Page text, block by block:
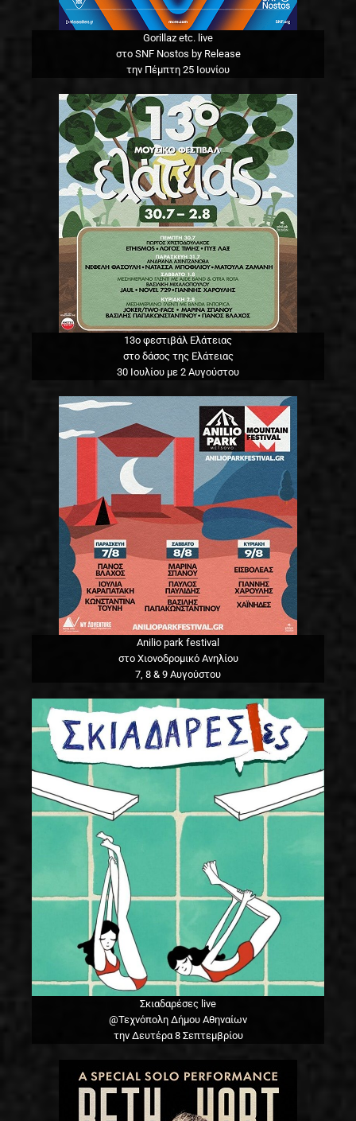
Gorillaz etc. live
στο SNF Nostos by Release
την Πέμπτη 25 Ιουνίου
13o φεστιβάλ Ελάτειας
στο δάσος της Ελάτειας
30 Ιουλίου με 2 Αυγούστου
Anilio park festival
στο Χιονοδρομικό Ανηλίου
7, 8 & 9 Αυγούστου
Σκιαδαρέσες live
@Τεχνόπολη Δήμου Αθηναίων
την Δευτέρα 8 Σεπτεμβρίου